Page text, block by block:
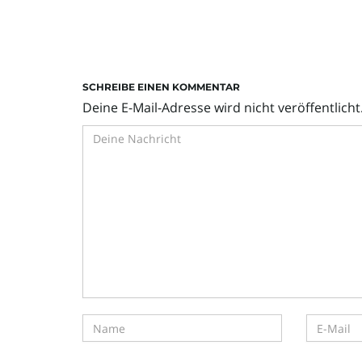
SCHREIBE EINEN KOMMENTAR
Deine E-Mail-Adresse wird nicht